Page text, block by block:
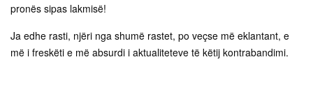
pronës sipas lakmisë!
Ja edhe rasti, njëri nga shumë rastet, po veçse më eklantant, e
më i freskëti e më absurdi i aktualiteteve të këtij kontrabandimi.